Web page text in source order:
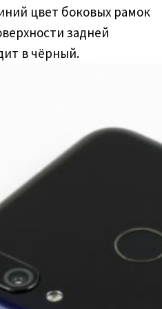
цвет боковых рамок
задней
в чёрный.